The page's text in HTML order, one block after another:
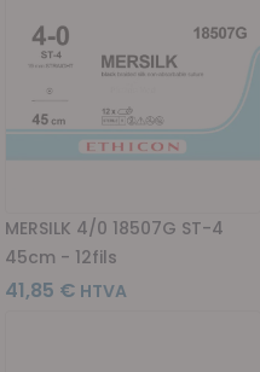
MERSILK 4/0 18507G ST-4
45cm - 12fils
41,85 €